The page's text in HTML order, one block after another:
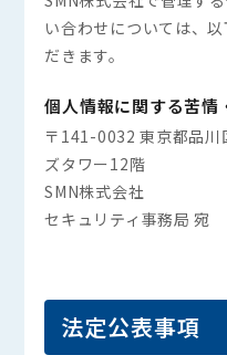
い合わせについては、
だきます。
個人情報に関する苦情
〒141-0032 東京都品川
ズタワー12階
SMN株式会社
セキュリティ事務局 宛
法定公表事項